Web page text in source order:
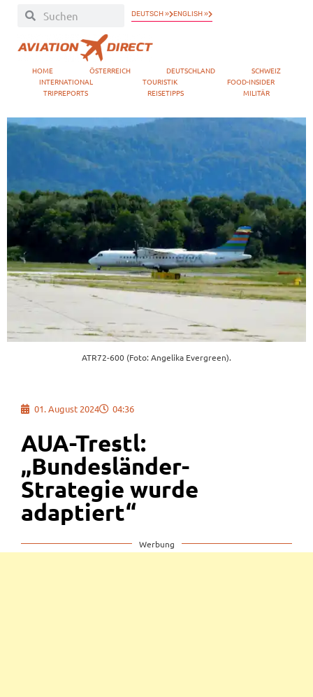
DEUTSCH » ENGLISH »
HOME ÖSTERREICH DEUTSCHLAND
SCHWEIZ
INTERNATIONAL
TOURISTIK
FOOD-INSIDER
TRIPREPORTS
REISETIPPS MILITÄR
ATR72-600 (Foto: Angelika Evergreen).
01. August 2024 04:36
AUA-Trestl:
„Bundesländer-
Strategie wurde
adaptiert“
Werbung